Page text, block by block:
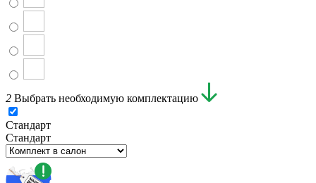
2 Выбрать необходимую комплектацию
Стандарт
Стандарт